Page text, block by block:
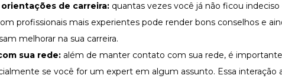
de carreira: quantas vezes você já não ficou
profissionais mais experientes pode render bons conselhos e
melhorar na sua carreira.
sua rede: além de manter contato com sua rede, é
se você for um expert em algum assunto. Essa interação